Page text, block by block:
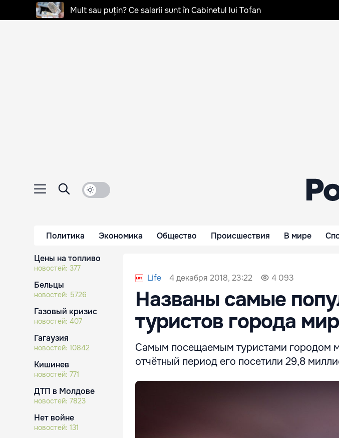
Mult sau puțin? Ce salarii sunt în Cabinetul lui Tofan
Политика Экономика Общество Происшествия В мире
Цены на топливо
новостей: 377
Бельцы
новостей: 5726
Газовый кризис
новостей: 407
Гагаузия
новостей: 10842
Кишинев
новостей: 771
ДТП в Молдове
новостей: 7823
Нет войне
новостей: 131
Life 4 декабря 2018, 23:22 4 093
Названы самые
туристов города
Самым посещаемым туристами городом
отчётный период его посетили 29,8